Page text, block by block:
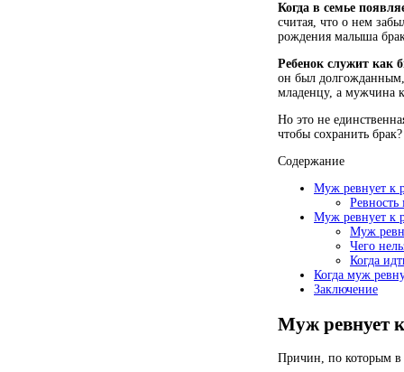
Когда в семье
считая, что о нем
рождения малыша
Ребенок служит как
он был долгожданным,
младенцу, а мужчина
Но это не
чтобы сохранить
Содержание
Муж ревнует к
Муж ревнует к
Муж
Чего
Когда
Когда муж
Заключение
Муж ревнует
Причин, по которым в